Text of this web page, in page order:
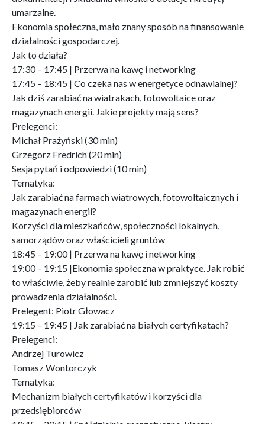
umarzalne.
Ekonomia społeczna, mało znany sposób na finansowanie
działalności gospodarczej.
Jak to działa?
17:30 – 17:45 | Przerwa na kawę i networking
17:45 – 18:45 | Co czeka nas w energetyce odnawialnej?
Jak dziś zarabiać na wiatrakach, fotowoltaice oraz
magazynach energii. Jakie projekty mają sens?
Prelegenci:
Michał Prażyński (30 min)
Grzegorz Fredrich (20 min)
Sesja pytań i odpowiedzi (10 min)
Tematyka:
Jak zarabiać na farmach wiatrowych, fotowoltaicznych i
magazynach energii?
Korzyści dla mieszkańców, społeczności lokalnych,
samorządów oraz właścicieli gruntów
18:45 – 19:00 | Przerwa na kawę i networking
19:00 – 19:15 |Ekonomia społeczna w praktyce. Jak robić
to właściwie, żeby realnie zarobić lub zmniejszyć koszty
prowadzenia działalności.
Prelegent: Piotr Głowacz
19:15 – 19:45 | Jak zarabiać na białych certyfikatach?
Prelegenci:
Andrzej Turowicz
Tomasz Wontorczyk
Tematyka:
Mechanizm białych certyfikatów i korzyści dla
przedsiębiorców